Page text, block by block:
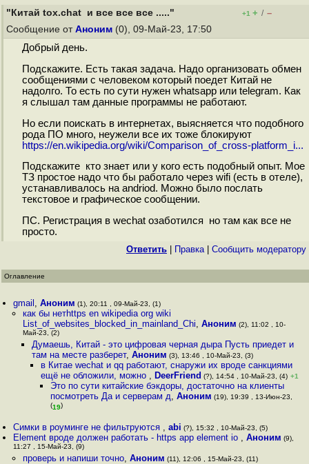
"Китай tox.chat и все все все ....." +1 + / –
Сообщение от Аноним (0), 09-Май-23, 17:50
Добрый день.
Подскажите. Есть такая задача. Надо организовать обмен
сообщениями с человеком который поедет Китай не
надолго. То есть по сути нужен whatsapp или telegram. Как
я слышал там данные программы не работают.
Но если поискать в интернетах, выясняется что подобного
рода ПО много, неужели все их тоже блокируют
https://en.wikipedia.org/wiki/Comparison_of_cross-platform_i...
Подскажите кто знает или у кого есть подобный опыт. Мое
ТЗ простое надо что бы работало через wifi (есть в отеле),
устанавливалось на andriod. Можно было послать
текстовое и графическое сообщении.
ПС. Регистрация в wechat озаботился но там как все не
просто.
Ответить Правка| Cообщить модератору
Оглавление
gmail ,Аноним (1), 20:11 , 09-Май-23, (1)
как бы нетhttps en wikipedia org wiki
List_of_websites_blocked_in_mainland_Chi, Аноним (2), 11:02 , 10-
Май-23, (2)
Думаешь, Китай - это цифровая черная дыра Пусть приедет и
там на месте разберет, Аноним (3), 13:46 , 10-Май-23, (3)
в Китае wechat и qq работают, снаружи их вроде санкциями
ещё не обложили, можно , DeerFriend (?), 14:54 , 10-Май-23, (4) +1
Это по сути китайские бэкдоры, достаточно на клиенты
посмотреть Да и серверам д, Аноним (19), 19:39 , 13-Июн-23,
(19)
Симки в роуминге не фильтруются ,abi (?), 15:32 , 10-Май-23, (5)
Element вроде должен работать - https app element io ,Аноним (9),
11:27 , 15-Май-23, (9)
проверь и напиши точно, Аноним (11), 12:06 , 15-Май-23, (11)